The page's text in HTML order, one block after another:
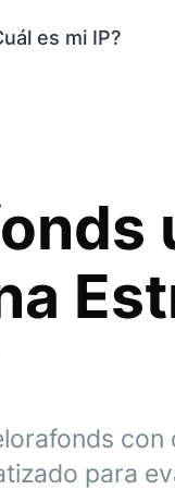
es mi IP?
para